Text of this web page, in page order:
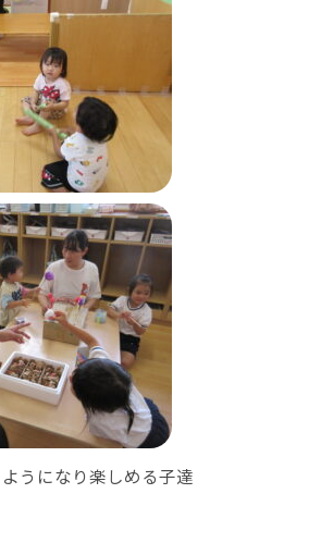
うになり楽しめる子達